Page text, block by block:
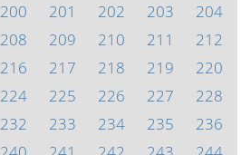
200 201 202 203
204
208 209 210 211
212
216 217 218 219
220
224 225 226 227
228
232 233 234 235
236